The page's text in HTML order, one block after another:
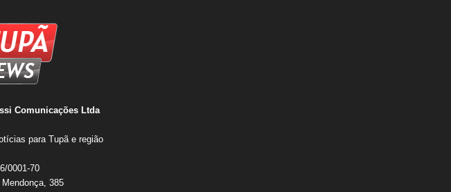
Comunicações Ltda
para Tupã e região
0001-70
385